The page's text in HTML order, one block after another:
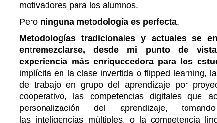
motivadores para los alumnos.
Pero ninguna metodología es perfecta.
Metodologías tradicionales y actuales se
entremezclarse, desde mi punto de
experiencia más enriquecedora para los
implícita en la clase invertida o flipped learning,
de trabajo en grupo del aprendizaje por
cooperativo, las competencias digitales que
personalización del aprendizaje,
las inteligencias múltiples, o la competencia